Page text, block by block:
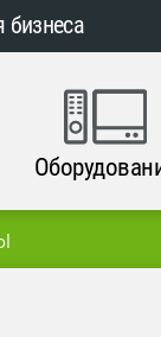
бизнеса